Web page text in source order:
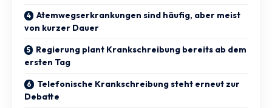
Atemwegserkrankungen sind häufig, aber meist
von kurzer Dauer
Regierung plant Krankschreibung bereits ab dem
ersten Tag
Telefonische Krankschreibung steht erneut zur
Debatte